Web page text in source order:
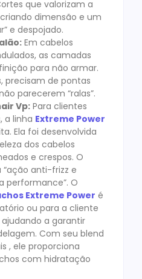
que valorizam a
dimensão e um
e despojado.
Em cabelos
as camadas
para não armar.
precisam de pontas
parecerem “ralas”.
Vp:Para clientes
a linha Extreme Power
Ela foi desenvolvida
dos cabelos
e crespos. O
anti-frizz e
performance”. O
Extreme Power é
ou para a cliente
a garantir
Com seu blend
, ele proporciona
com hidratação